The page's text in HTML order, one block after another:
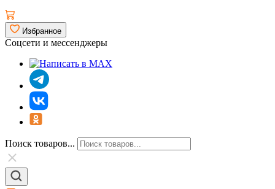
Избранное
Соцсети и мессенджеры
Поиск товаров...